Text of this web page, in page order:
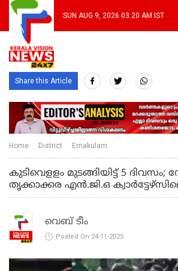
SUN AUG 9, 2026 03:20 AM IST
Share this Article
Home District Ernakulam
കുടിവെളളം മുടങ്ങിയിട്ട് 5
തൃക്കാക്കര എൻ.ജി.ഒ
വെബ് ടീം
Posted On 24-11-2025